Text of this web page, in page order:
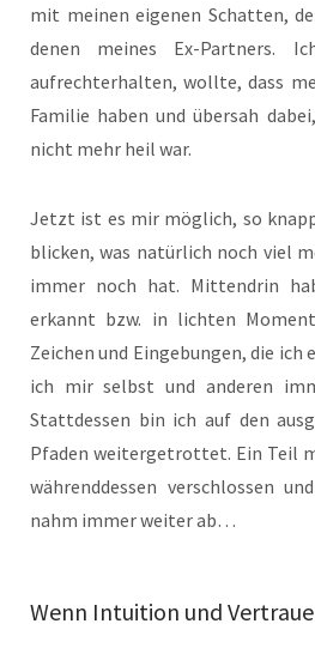
mit meinen eigenen Schatten,
denen meines Ex-Partners.
aufrechterhalten, wollte, dass
Familie haben und übersah
nicht mehr heil war.
Jetzt ist es mir möglich, so
blicken, was natürlich noch viel
immer noch hat. Mittendrin
erkannt bzw. in lichten
Zeichen und Eingebungen, die
ich mir selbst und anderen
Stattdessen bin ich auf den
Pfaden weitergetrottet. Ein Teil
währenddessen verschlossen
nahm immer weiter ab…
Wenn Intuition und